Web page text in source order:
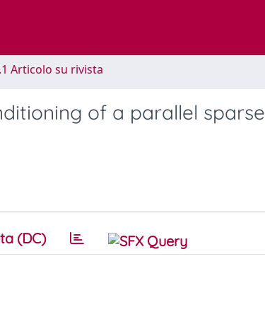
Articolo su rivista
of a parallel sparse
(DC)